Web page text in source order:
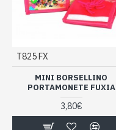
T825 FX
MINI BORSELLINO
PORTAMONETE FUXIA
3,80€